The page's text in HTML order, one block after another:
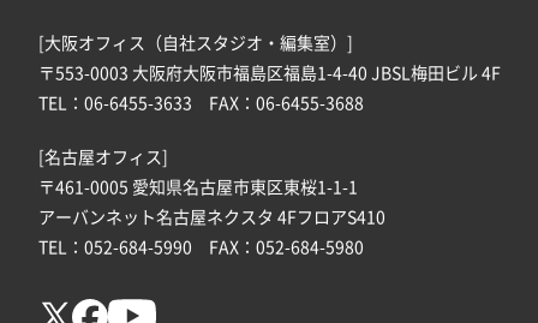
[大阪オフィス（自社スタジオ・編集室）]
〒553-0003 大阪府大阪市福島区福島1-4-40 JBSL梅田ビル 4F
TEL：06-6455-3633 FAX：06-6455-3688
[名古屋オフィス]
〒461-0005 愛知県名古屋市東区東桜1-1-1
アーバンネット名古屋ネクスタ 4FフロアS410
TEL：052-684-5990 FAX：052-684-5980